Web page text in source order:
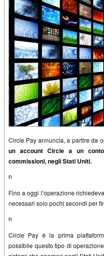
Circle Pay annuncia, a partire da
un account Circle a un
commissioni, negli Stati Uniti.
n
Fino a oggi l’operazione
necessari solo pochi secondi per
n
Circle Pay è la prima
possibile questo tipo di